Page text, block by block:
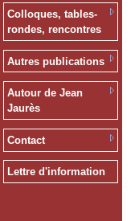
Colloques, tables-
rondes, rencontres
Autres publications
Autour de Jean
Jaurès
Contact
Lettre d'information